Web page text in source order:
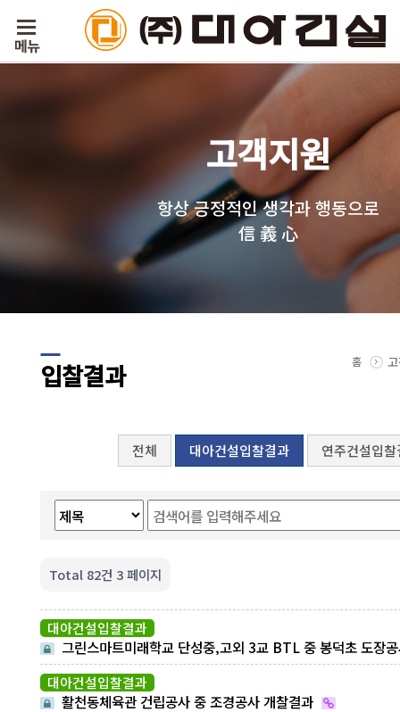
고객지원
항상 긍정적인 생각과 행동으로
信 義 心
입찰결과 홈
전체 대아건설입찰결과 연주건설입
Total 82건 3 페이지
대아건설입찰결과
그린스마트미래학교 단성중,고외 3교 BTL 중 봉덕초 도장
개찰결과
대아건설입찰결과
활천동체육관 건립공사 중 조경공사 개찰결과